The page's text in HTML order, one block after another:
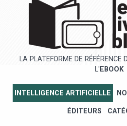
LA PLATEFORME DE RÉFÉRENCE
L' EBOOK
INTELLIGENCE ARTIFICIELLE
ÉDITEURS